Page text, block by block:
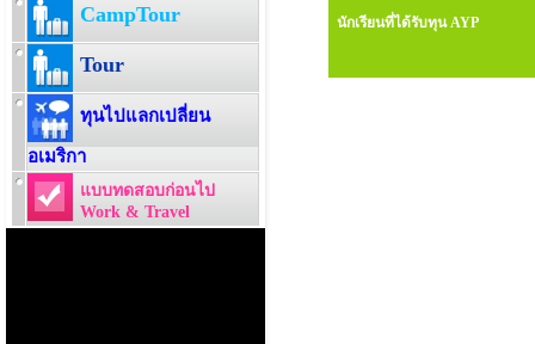
CampTour
Tour
ทุนไปแลกเปลี่ยน
อเมริกา
แบบทดสอบก่อนไป
Work & Travel
นักเรียนที่ได้รับทุน AYP